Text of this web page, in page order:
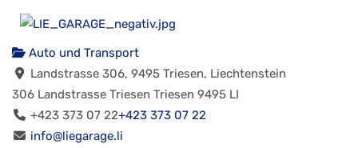
Auto und Transport
Landstrasse 306, 9495 Triesen, Liechtenstein
306 Landstrasse Triesen Triesen 9495 LI
+423 373 07 22+423 373 07 22
info@liegarage.li